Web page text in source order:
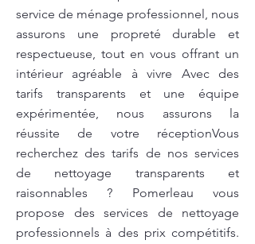
service de ménage professionnel, nous
assurons une propreté durable et
respectueuse, tout en vous offrant un
intérieur agréable à vivre Avec des
tarifs transparents et une équipe
expérimentée, nous assurons la
réussite de votre réceptionVous
recherchez des tarifs de nos services
de nettoyage transparents et
raisonnables ? Pomerleau vous
propose des services de nettoyage
professionnels à des prix compétitifs.